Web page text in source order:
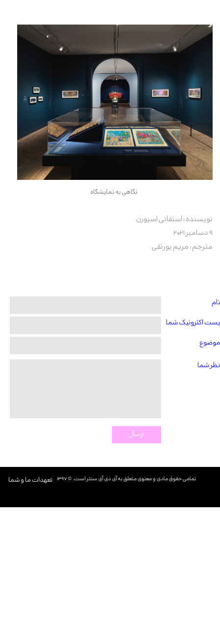
نگاهی به نمایشگاه
نویسنده : استفانیاسپورن
۹ دسامبر ۲۰۲۱
مترجم : مریم پورنقی
نام
پست اکترونیک شما
موضوع
نظر شما
ارسال
تعهدات ما و شما تمامی حقوق مادی و معنوی متعلق به آی دی آی سنتر است. © ۱۳۹۷​​​​​​​